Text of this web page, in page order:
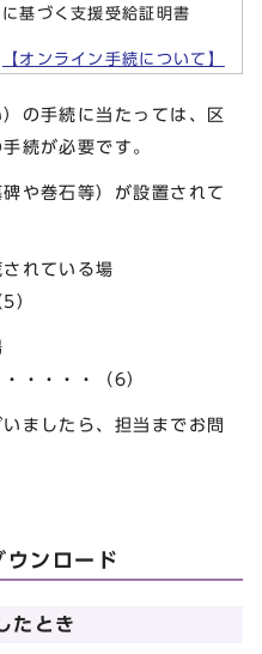
に基づく支援受給証明書
【オンライン手続について】
の手続に当たっては、区
続が必要です。
や巻石等）が設置されて
れている場
）
・・・・（6）
ましたら、担当までお問
ウンロード
たとき